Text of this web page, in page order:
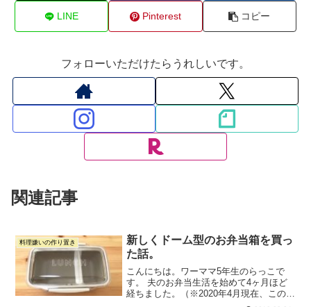
LINE Pinterest コピー
フォローいただけたらうれしいです。
関連記事
料理嫌いの作り置き
新しくドーム型のお弁当箱を買っ
た話。
こんにちは。ワーママ5年生のらっこで
す。 夫のお弁当生活を始めて4ヶ月ほど
経ちました。（※2020年4月現在、この記
事をアップしてから1年強が経ったので、